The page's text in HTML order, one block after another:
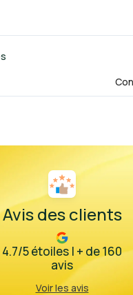
Avis des clients
4.7/5 étoiles | + de 160
avis
Voir les avis